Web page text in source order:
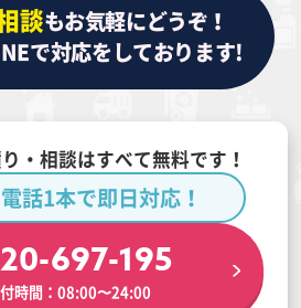
談もお気軽にどうぞ！
で対応をしております!
・相談はすべて無料です！
電話1本で即日対応！
697-195
時間：08:00〜24:00